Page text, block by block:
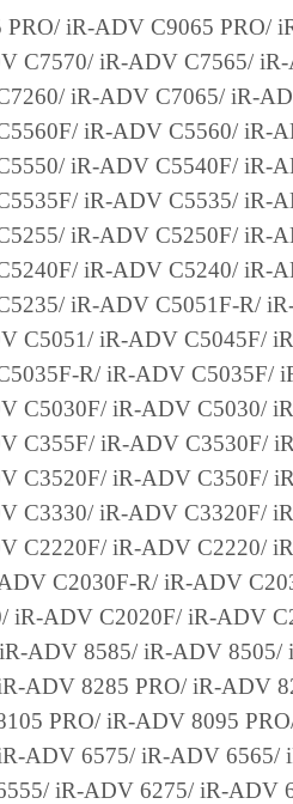
終了します。
記(3)によって本契約書が
フトウェア」およびその複
するものとします。
らず、本契約書第2条、第
および第10条の規定は、
す。
RESTRICTED
ユーザー”とは、米国政府
もしお客様が米国政府エン
規定が適用されます ： The
as that term is defined at
of "commercial computer
software
12.212 (Sept 1995).
227.7202-1 through
End Users shall
only those rights set forth
Inc./30-2,
Japan.
される"the SOFTWARE"と
ソフトウェア」を意味し、
PRO/ iR-ADV C9065 PRO/
C7570/ iR-ADV C7565/
iR-ADV C7065/ iR-
iR-ADV C5560/ iR-
iR-ADV C5540F/ iR-
iR-ADV C5535/ iR-
iR-ADV C5250F/ iR-
iR-ADV C5240/ iR-
iR-ADV C5051F-R/
C5051/ iR-ADV C5045F/
R/ iR-ADV C5035F/
C5030F/ iR-ADV C5030/
C355F/ iR-ADV C3530F/
C3520F/ iR-ADV C350F/
C3330/ iR-ADV C3320F/
C2220F/ iR-ADV C2220/
C2030F-R/ iR-ADV
iR-ADV C2020F/ iR-ADV
ADV 8585/ iR-ADV 8505/
ADV 8285 PRO/ iR-ADV
PRO/ iR-ADV 8095
ADV 6575/ iR-ADV 6565/
iR-ADV 6275/ iR-ADV